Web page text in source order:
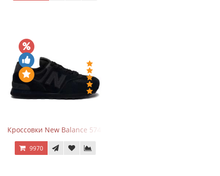
Кроссовки New Balance 574 All Black
9970